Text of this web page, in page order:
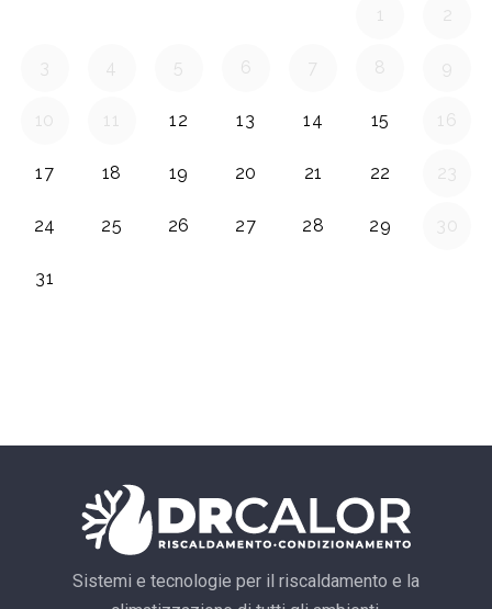
Sistemi e tecnologie per il riscaldamento e la